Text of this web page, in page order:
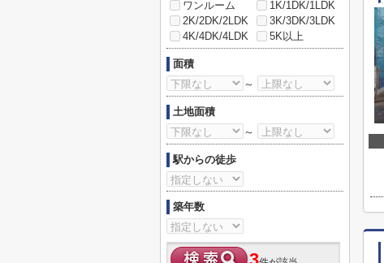
ワンルーム
1K/1DK/1LDK
2K/2DK/2LDK
3K/3DK/3LDK
4K/4DK/4LDK
5K以上
面積
～
土地面積
～
駅からの徒歩
築年数